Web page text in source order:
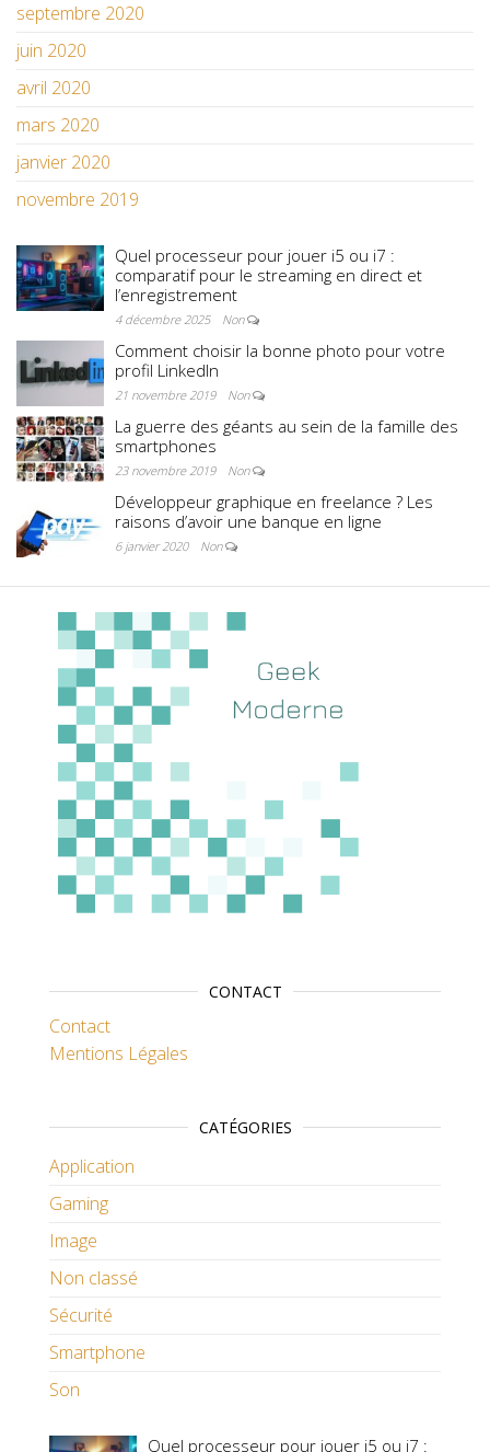
septembre 2020
juin 2020
avril 2020
mars 2020
janvier 2020
novembre 2019
Quel processeur pour jouer i5 ou i7 :
comparatif pour le streaming en direct et
l’enregistrement
4 décembre 2025 Non
Comment choisir la bonne photo pour votre
profil LinkedIn
21 novembre 2019 Non
La guerre des géants au sein de la famille des
smartphones
23 novembre 2019 Non
Développeur graphique en freelance ? Les
raisons d’avoir une banque en ligne
6 janvier 2020 Non
CONTACT
Contact
Mentions Légales
CATÉGORIES
Application
Gaming
Image
Non classé
Sécurité
Smartphone
Son
Quel processeur pour jouer i5 ou i7 :